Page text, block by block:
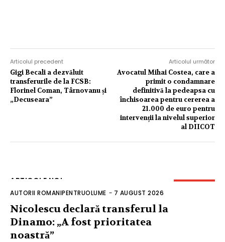
Articolul precedent
Gigi Becali a dezvăluit
transferurile de la FCSB:
Florinel Coman, Târnovanu și
„Decuseara”
Articolul următor
Avocatul Mihai Costea, care a
primit o condamnare
definitivă la pedeapsa cu
închisoarea pentru cererea a
21.000 de euro pentru
intervenții la nivelul superior
al DIICOT
ARTICOLE NOI
AUTORII ROMANIPENTRUOLUME - 7 AUGUST 2026
Nicolescu declară transferul la
Dinamo: „A fost prioritatea
noastră”